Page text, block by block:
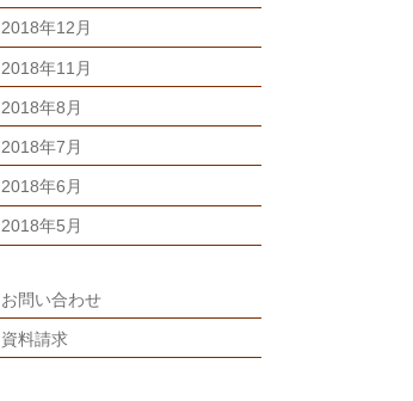
2018年12月
2018年11月
2018年8月
2018年7月
2018年6月
2018年5月
お問い合わせ
資料請求